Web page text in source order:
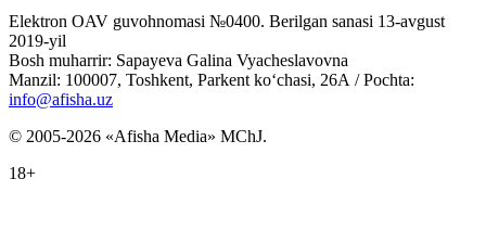
Elektron OAV guvohnomasi №0400. Berilgan sanasi 13-avgust
2019-yil
Bosh muharrir: Sapayeva Galina Vyacheslavovna
Manzil: 100007, Toshkent, Parkent ko‘chasi, 26А / Pochta:
info@afisha.uz
© 2005-2026 «Afisha Media» MChJ.
18+